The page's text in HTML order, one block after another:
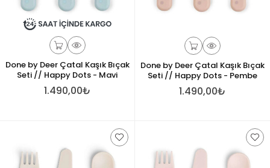
Done by Deer Çatal Kaşık Bıçak
Seti // Happy Dots - Mavi
1.490,00₺
Done by Deer Çatal Kaşık Bıçak
Seti // Happy Dots - Pembe
1.490,00₺